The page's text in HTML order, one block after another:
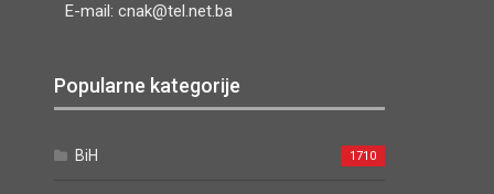
E-mail: cnak@tel.net.ba
Popularne kategorije
BiH 1710